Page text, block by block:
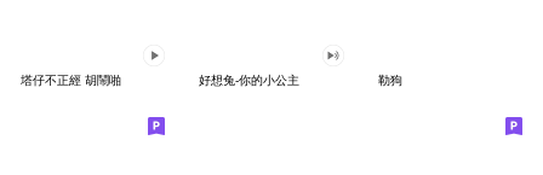
塔仔不正經 胡鬧啪 好想兔-你的小公主 勒狗